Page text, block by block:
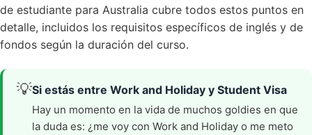
de estudiante para Australia cubre todos estos puntos en
detalle, incluidos los requisitos específicos de inglés y de
fondos según la duración del curso.
💡Si estás entre Work and Holiday y Student Visa
Hay un momento en la vida de muchos goldies en que
la duda es: ¿me voy con Work and Holiday o me meto